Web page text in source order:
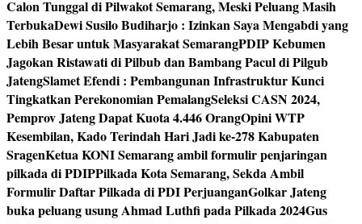
Calon Tunggal di Pilwakot Semarang, Meski Peluang Masih
TerbukaDewi Susilo Budiharjo : Izinkan Saya Mengabdi yang
Lebih Besar untuk Masyarakat SemarangPDIP Kebumen
Jagokan Ristawati di Pilbub dan Bambang Pacul di Pilgub
JatengSlamet Efendi : Pembangunan Infrastruktur Kunci
Tingkatkan Perekonomian PemalangSeleksi CASN 2024,
Pemprov Jateng Dapat Kuota 4.446 OrangOpini WTP
Kesembilan, Kado Terindah Hari Jadi ke-278 Kabupaten
SragenKetua KONI Semarang ambil formulir penjaringan
pilkada di PDIPPilkada Kota Semarang, Sekda Ambil
Formulir Daftar Pilkada di PDI PerjuanganGolkar Jateng
buka peluang usung Ahmad Luthfi pada Pilkada 2024Gus